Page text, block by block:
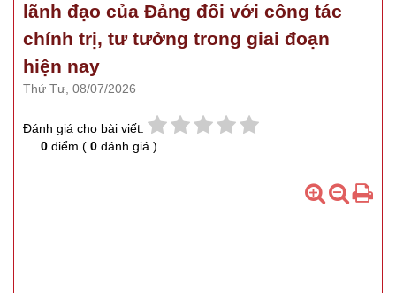
lãnh đạo của Đảng đối với công tác
chính trị, tư tưởng trong giai đoạn
hiện nay
Thứ Tư, 08/07/2026
Đánh giá cho bài viết:
0 điểm ( 0 đánh giá )